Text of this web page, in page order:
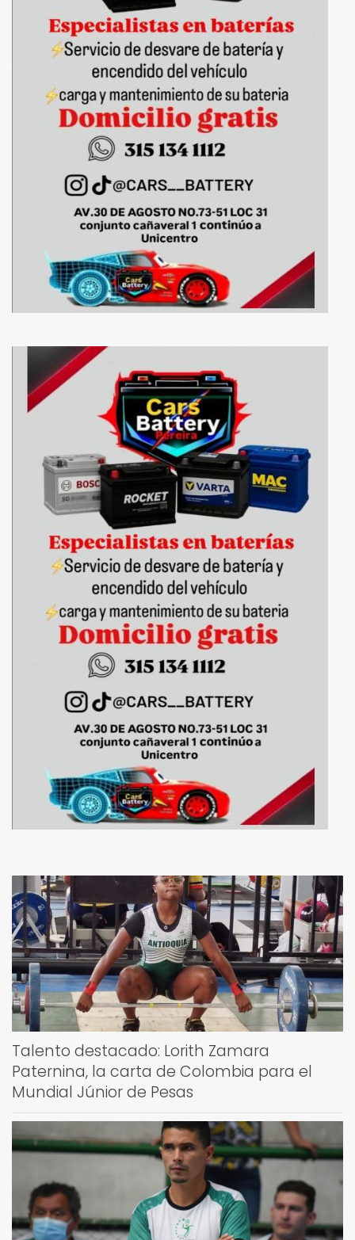
Talento destacado: Lorith Zamara
Paternina, la carta de Colombia para el
Mundial Júnior de Pesas